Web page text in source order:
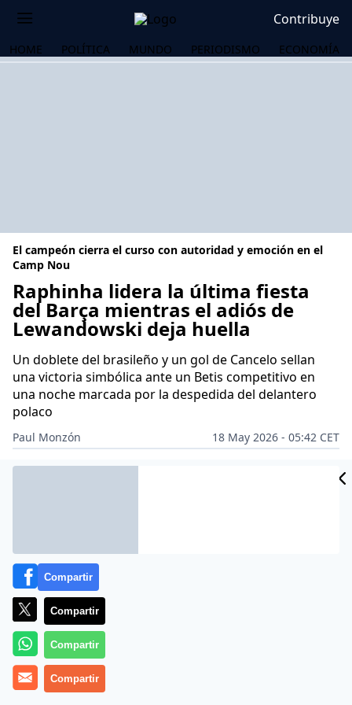
Contribuye
HOME POLÍTICA MUNDO PERIODISMO ECONOMÍA
El campeón cierra el curso con autoridad y emoción en el
Camp Nou
Raphinha lidera la última fiesta
del Barça mientras el adiós de
Lewandowski deja huella
Un doblete del brasileño y un gol de Cancelo sellan
una victoria simbólica ante un Betis competitivo en
una noche marcada por la despedida del delantero
polaco
Paul Monzón
18 May 2026 - 05:42 CET
Archivado en: FÚTBOL
Compartir
Compartir
Compartir
Compartir